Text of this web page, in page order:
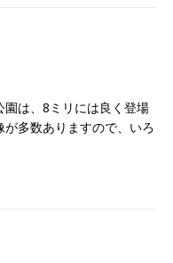
は、8ミリには良く登場
多数ありますので、いろ